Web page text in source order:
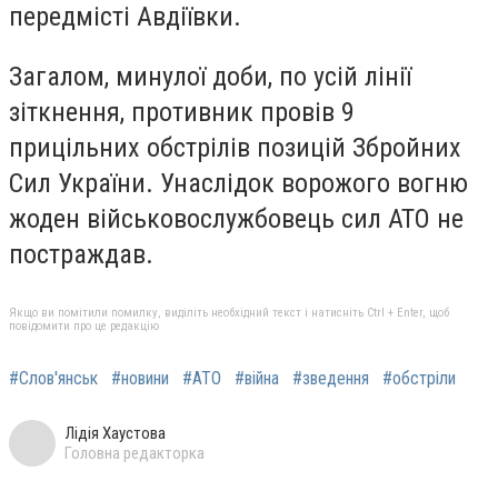
передмісті Авдіївки.
Загалом, минулої доби, по усій лінії
зіткнення, противник провів 9
прицільних обстрілів позицій Збройних
Сил України. Унаслідок ворожого вогню
жоден військовослужбовець сил АТО не
постраждав.
Якщо ви помітили помилку, виділіть необхідний текст і натисніть Ctrl + Enter, щоб
повідомити про це редакцію
#Слов'янськ #новини #АТО #війна #зведення #обстріли
Лідія Хаустова
Головна редакторка